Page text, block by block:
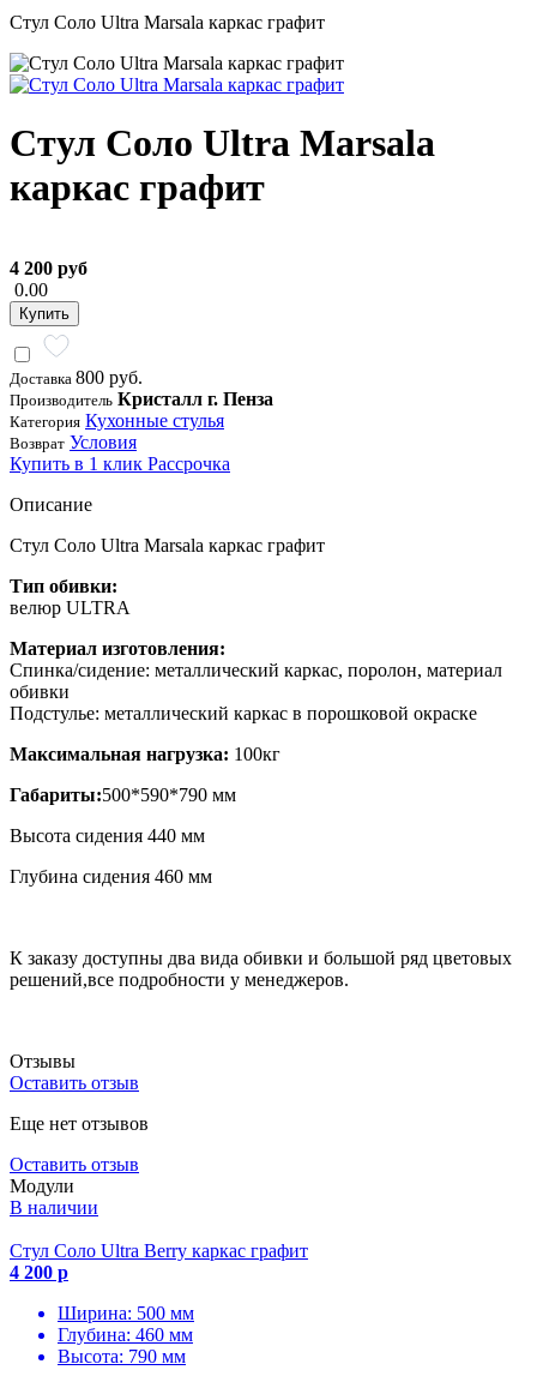
Стул Соло Ultra Marsala каркас графит
Стул Соло Ultra Marsala
каркас графит
4 200 руб
0.00
Купить
Доставка 800 руб.
Производитель Кристалл г. Пенза
Категория Кухонные стулья
Возврат Условия
Купить в 1 клик Рассрочка
Описание
Стул Соло Ultra Marsala каркас графит
Тип обивки:
велюр ULTRA
Материал изготовления:
Спинка/сидение: металлический каркас, поролон, материал
обивки
Подстулье: металлический каркас в порошковой окраске
Максимальная нагрузка: 100кг
Габариты:500*590*790 мм
Высота сидения 440 мм
Глубина сидения 460 мм
К заказу доступны два вида обивки и большой ряд цветовых
решений,все подробности у менеджеров.
Отзывы
Оставить отзыв
Еще нет отзывов
Оставить отзыв
Модули
В наличии
Стул Соло Ultra Berry каркас графит
4 200 р
Ширина: 500 мм
Глубина: 460 мм
Высота: 790 мм